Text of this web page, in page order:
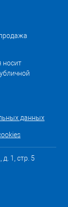
носит
данных
1, стр. 5